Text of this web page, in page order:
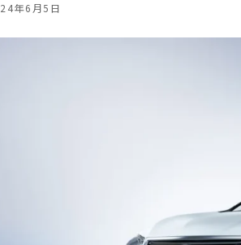
年6月5日